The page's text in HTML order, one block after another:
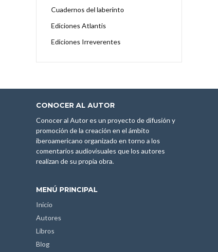
Cuadernos del laberinto
Ediciones Atlantis
Ediciones Irreverentes
CONOCER AL AUTOR
Conocer al Autor es un proyecto de difusión y
promoción de la creación en el ámbito
iberoamericano organizado en torno a los
comentarios audiovisuales que los autores
realizan de su propia obra.
MENÚ PRINCIPAL
Inicio
Autores
Libros
Blog